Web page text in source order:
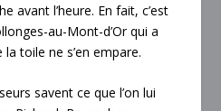
avant l’heure. En fait, c’est
au-Mont-d’Or qui a
toile ne s’en empare.
savent ce que l’on lui